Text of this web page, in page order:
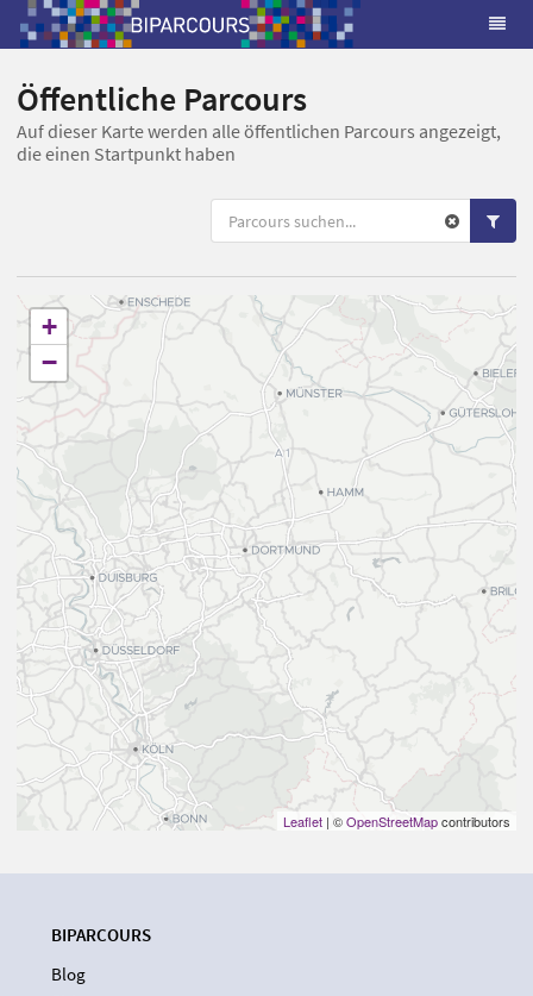
Öffentliche Parcours
Auf dieser Karte werden alle öffentlichen Parcours angezeigt,
die einen Startpunkt haben
+
−
Leaflet | ©OpenStreetMapcontributors
BIPARCOURS
Blog